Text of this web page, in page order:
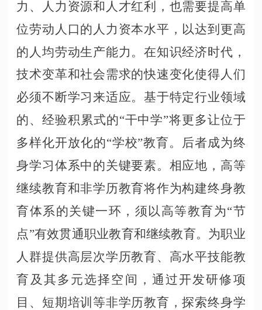
力、人力资源和人才红利，也需要提高单
位劳动人口的人力资本水平，以达到更高
的人均劳动生产能力。在知识经济时代，
技术变革和社会需求的快速变化使得人们
必须不断学习来适应。基于特定行业领域
的、经验积累式的“干中学”将更多让位于
多样化开放化的“学校”教育。后者成为终
身学习体系中的关键要素。相应地，高等
继续教育和非学历教育将作为构建终身教
育体系的关键一环，须以高等教育为“节
点”有效贯通职业教育和继续教育。为职业
人群提供高层次学历教育、高水平技能教
育及其多元选择空间，通过开发研修项
目、短期培训等非学历教育，探索终身学